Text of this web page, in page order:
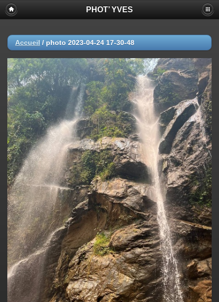
PHOT’ YVES
Accueil / photo 2023-04-24 17-30-48